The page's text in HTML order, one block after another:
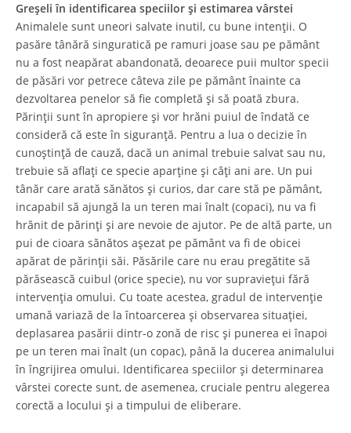
Greșeli în identificarea speciilor și estimarea vârstei
Animalele sunt uneori salvate inutil, cu bune intenții. O
pasăre tânără singuratică pe ramuri joase sau pe pământ
nu a fost neapărat abandonată, deoarece puii multor specii
de păsări vor petrece câteva zile pe pământ înainte ca
dezvoltarea penelor să fie completă și să poată zbura.
Părinții sunt în apropiere și vor hrăni puiul de îndată ce
consideră că este în siguranță. Pentru a lua o decizie în
cunoștință de cauză, dacă un animal trebuie salvat sau nu,
trebuie să aflați ce specie aparține și câți ani are. Un pui
tânăr care arată sănătos și curios, dar care stă pe pământ,
incapabil să ajungă la un teren mai înalt (copaci), nu va fi
hrănit de părinți și are nevoie de ajutor. Pe de altă parte, un
pui de cioara sănătos așezat pe pământ va fi de obicei
apărat de părinții săi. Păsările care nu erau pregătite să
părăsească cuibul (orice specie), nu vor supraviețui fără
intervenția omului. Cu toate acestea, gradul de intervenție
umană variază de la întoarcerea și observarea situației,
deplasarea pasării dintr-o zonă de risc și punerea ei înapoi
pe un teren mai înalt (un copac), până la ducerea animalului
în îngrijirea omului. Identificarea speciilor și determinarea
vârstei corecte sunt, de asemenea, cruciale pentru alegerea
corectă a locului și a timpului de eliberare.